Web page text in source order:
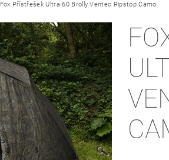
Fox Přístřešek Ultra 60 Brolly Ventec Ripstop Camo